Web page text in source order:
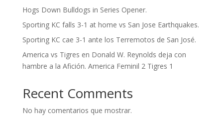
Hogs Down Bulldogs in Series Opener.
Sporting KC falls 3-1 at home vs San Jose Earthquakes.
Sporting KC cae 3-1 ante los Terremotos de San José.
America vs Tigres en Donald W. Reynolds deja con
hambre a la Afición. America Feminil 2 Tigres 1
Recent Comments
No hay comentarios que mostrar.